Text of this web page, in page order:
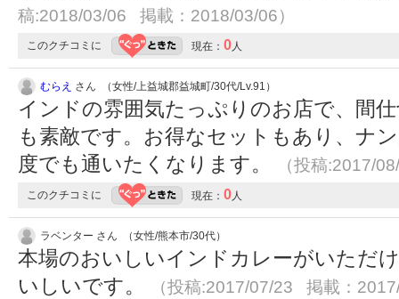
稿:2018/03/06 掲載：2018/03/06）
このクチコミに 現在： 0人
むらえ さん （女性/上益城郡益城町/30代/Lv.91）
インドの雰囲気たっぷりのお店で、間
も素敵です。お得なセットもあり、ナ
度でも通いたくなります。
（投稿:2017/
このクチコミに 現在： 0人
ラベンター さん （女性/熊本市/30代）
本場のおいしいインドカレーがいただ
いしいです。
（投稿:2017/07/23 掲載：